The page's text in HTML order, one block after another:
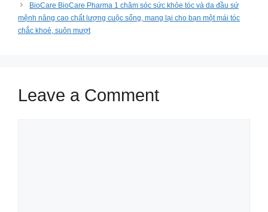
BioCare BioCare Pharma 1 chăm sóc sức khỏe tóc và da đầu sứ
mệnh nâng cao chất lượng cuộc sống, mang lại cho bạn một mái tóc
chắc khoẻ, suôn mượt
Leave a Comment